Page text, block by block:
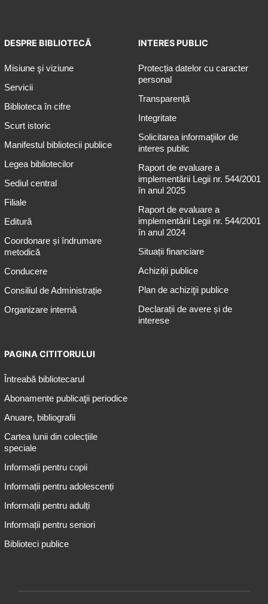
DESPRE BIBLIOTECĂ
Misiune şi viziune
Servicii
Biblioteca în cifre
Scurt istoric
Manifestul bibliotecii publice
Legea bibliotecilor
Sediul central
Filiale
Editură
Coordonare și îndrumare
metodică
Conducere
Consiliul de Administrație
Organizare internă
INTERES PUBLIC
Protecția datelor cu caracter
personal
Transparență
Integritate
Solicitarea informaţiilor de
interes public
Raport de evaluare a
implementării Legii nr. 544/2001
în anul 2025
Raport de evaluare a
implementării Legii nr. 544/2001
în anul 2024
Situații financiare
Achiziții publice
Plan de achiziţii publice
Declarații de avere și de
interese
PAGINA CITITORULUI
Întreabă bibliotecarul
Abonamente publicaţii periodice
Anuare, bibliografii
Cartea lunii din colecțiile
speciale
Informații pentru copii
Informații pentru adolescenți
Informații pentru adulți
Informații pentru seniori
Biblioteci publice